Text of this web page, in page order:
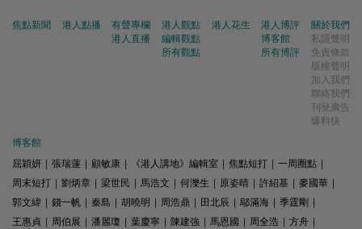
焦點新聞 港人點播
有聲專欄
港人直播
港人觀點
編輯觀點
所有觀點
港人花生
港人博評
博客館
所有博評
關於我們
私隱聲明
免責條款
版權聲明
加入我們
聯絡我們
刊登廣告
爆料快
博客館
屈穎妍
張瑞蓮 顧敏康 《港人講地》編輯室 焦點短打 一周圈點
周末短打
劉炳章 梁世民 馬浩文 何濼生 原姿晴 許紹基 麥國華
郭文緯
錢一帆 秦島 胡曉明 周浩鼎 田北辰 鄔滿海 季霆剛
王惠貞
周伯展 潘麗瓊 葉慶寧 陳建強 馬恩國 周全浩 方舟